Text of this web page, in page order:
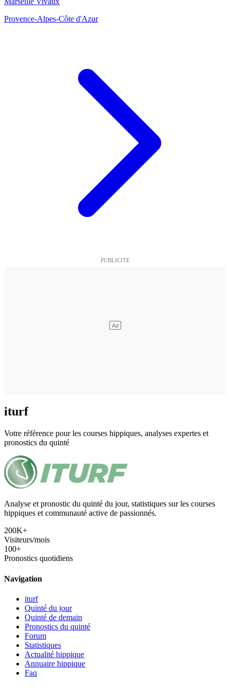
Provence-Alpes-Côte d'Azur
iturf
Votre référence pour les courses hippiques, analyses expertes et
pronostics du quinté
Analyse et pronostic du quinté du jour, statistiques sur les courses
hippiques et communauté active de passionnés.
200K+
Visiteurs/mois
100+
Pronostics quotidiens
Navigation
iturf
Quinté du jour
Quinté de demain
Pronostics du quinté
Forum
Statistiques
Actualité hippique
Annuaire hippique
Faq